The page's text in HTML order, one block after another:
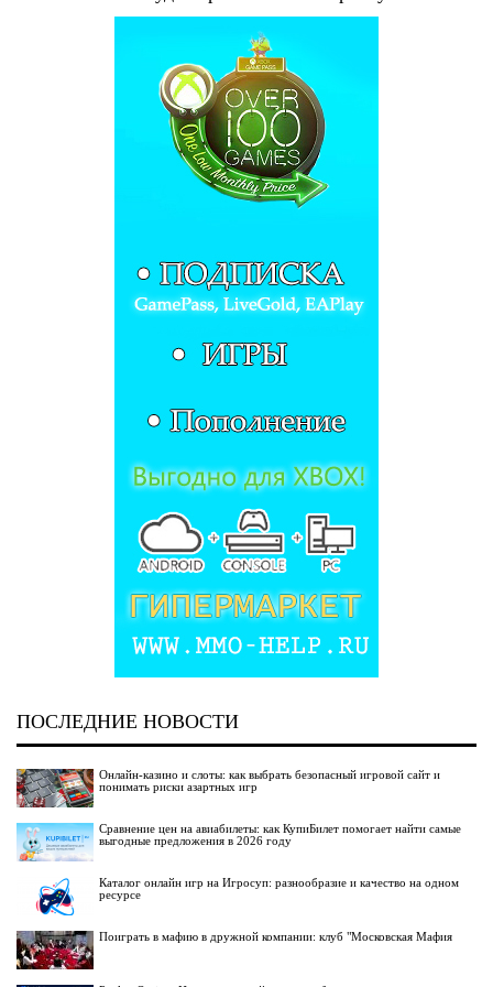
ПОСЛЕДНИЕ НОВОСТИ
Онлайн-казино и слоты: как выбрать безопасный игровой сайт и
понимать риски азартных игр
Сравнение цен на авиабилеты: как КупиБилет помогает найти самые
выгодные предложения в 2026 году
Каталог онлайн игр на Игросуп: разнообразие и качество на одном
ресурсе
Поиграть в мафию в дружной компании: клуб "Московская Мафия